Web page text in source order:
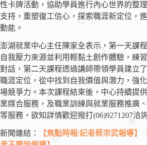
性卡牌活動，協助學員進行內心世界的整
支持，重塑復工信心，探索職涯新定位，
動能。
澎湖就業中心主任陳家全表示，第一天課
自我壓力來源並利用輕黏土創作體驗，練
對話，第二天課程透過講師帶領學員建立
職涯定位，從中找到自我價值與潛力，強
場競爭力。本次課程結束後，中心持續提
業媒合服務，及職業訓練與就業服務推廣
等服務，欲知詳情歡迎撥打(06)9271207洽
新聞連結： 【焦點時報/記者蔡宗武報導】